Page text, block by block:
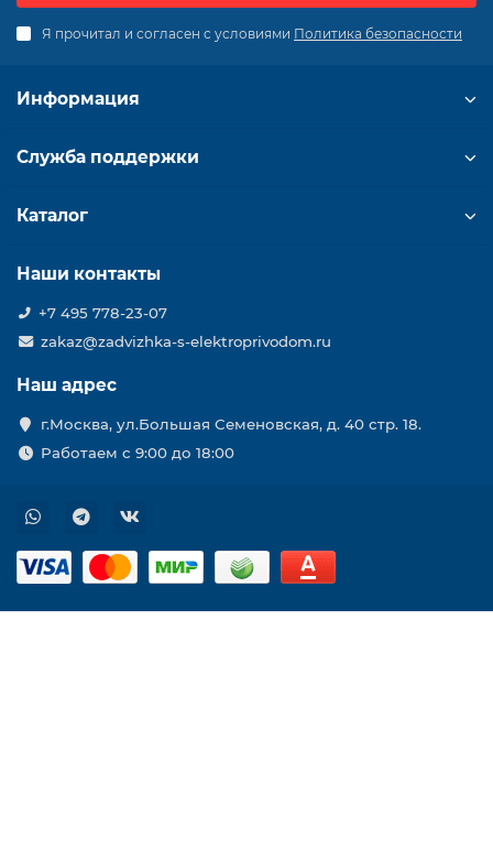
Я прочитал и согласен с условиями Политика безопасности
Информация
Служба поддержки
Каталог
Наши контакты
+7 495 778-23-07
zakaz@zadvizhka-s-elektroprivodom.ru
Наш адрес
г.Москва, ул.Большая Семеновская, д. 40 стр. 18.
Работаем с 9:00 до 18:00